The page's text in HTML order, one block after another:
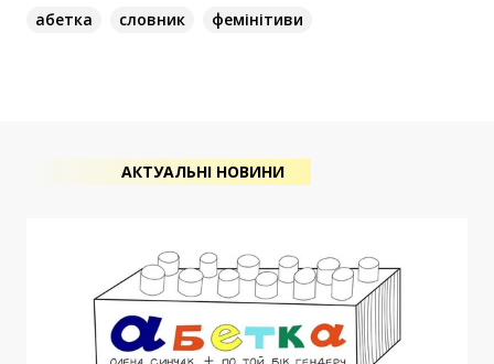
абетка словник фемінітиви
АКТУАЛЬНІ НОВИНИ